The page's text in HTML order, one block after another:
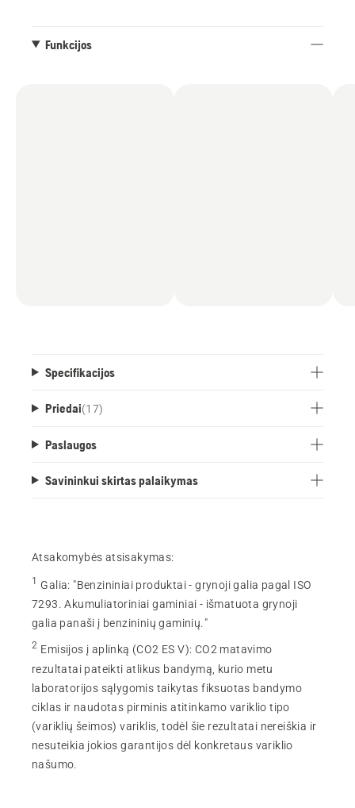
Funkcijos
Specifikacijos
Priedai(17)
Paslaugos
Savininkui skirtas palaikymas
Atsakomybės atsisakymas:
1 Galia: "Benzininiai produktai - grynoji galia pagal ISO
7293. Akumuliatoriniai gaminiai - išmatuota grynoji
galia panaši į benzininių gaminių."
2 Emisijos į aplinką (CO2 ES V): CO2 matavimo
rezultatai pateikti atlikus bandymą, kurio metu
laboratorijos sąlygomis taikytas fiksuotas bandymo
ciklas ir naudotas pirminis atitinkamo variklio tipo
(variklių šeimos) variklis, todėl šie rezultatai nereiškia ir
nesuteikia jokios garantijos dėl konkretaus variklio
našumo.